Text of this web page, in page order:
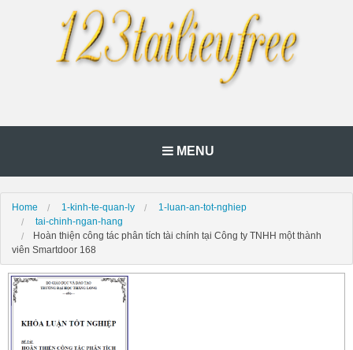
MENU
Home 1-kinh-te-quan-ly
1-luan-an-tot-nghiep
tai-chinh-ngan-hang
Hoàn thiện công tác phân tích tài chính tại Công ty TNHH một thành
viên Smartdoor 168